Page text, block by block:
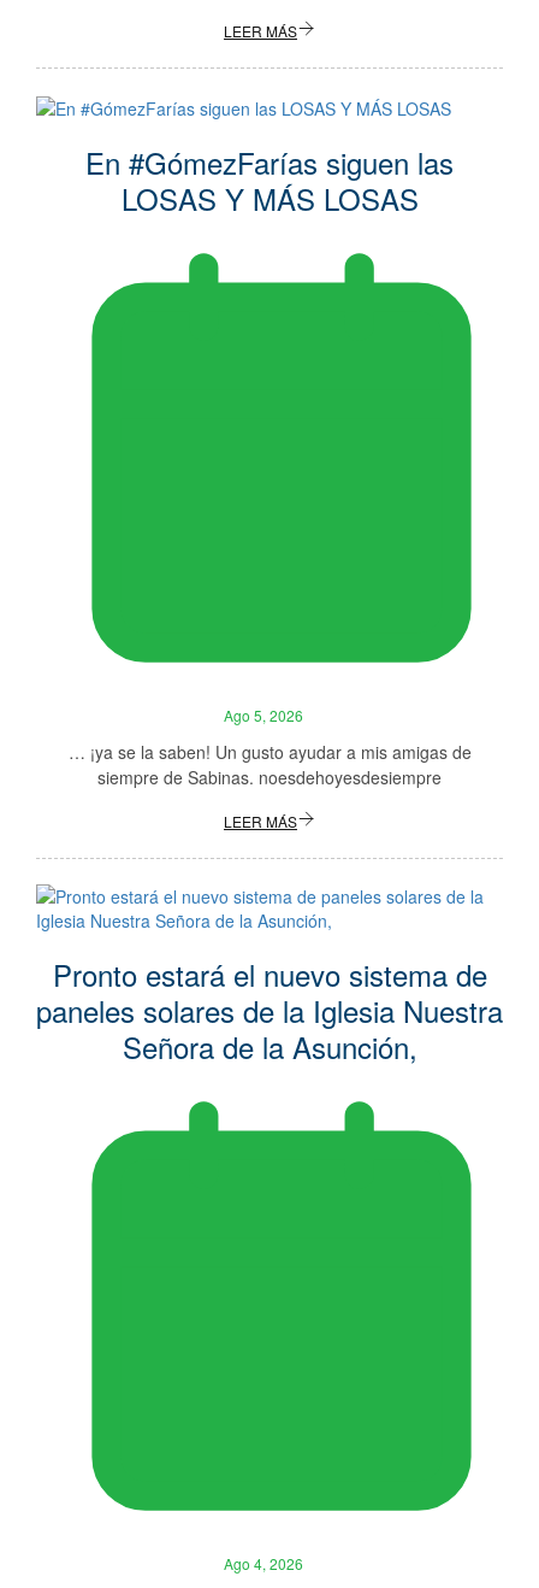
LEER MÁS
En #GómezFarías siguen las
LOSAS Y MÁS LOSAS
Ago 5, 2026
… ¡ya se la saben! Un gusto ayudar a mis amigas de
siempre de Sabinas. noesdehoyesdesiempre
LEER MÁS
Pronto estará el nuevo sistema de
paneles solares de la Iglesia Nuestra
Señora de la Asunción,
Ago 4, 2026